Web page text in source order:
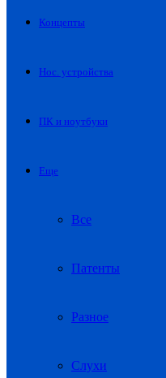
Концепты
Нос. устройства
ПК и ноутбуки
Еще
Все
Патенты
Разное
Слухи